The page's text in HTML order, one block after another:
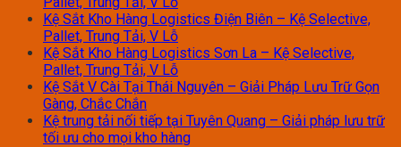
Kệ Sắt Kho Hàng Logistics Điện Biên – Kệ Selective,
Pallet, Trung Tải, V Lỗ
Kệ Sắt Kho Hàng Logistics Sơn La – Kệ Selective,
Pallet, Trung Tải, V Lỗ
Kệ Sắt V Cài Tại Thái Nguyên – Giải Pháp Lưu Trữ Gọn
Gàng, Chắc Chắn
Kệ trung tải nối tiếp tại Tuyên Quang – Giải pháp lưu trữ
tối ưu cho mọi kho hàng